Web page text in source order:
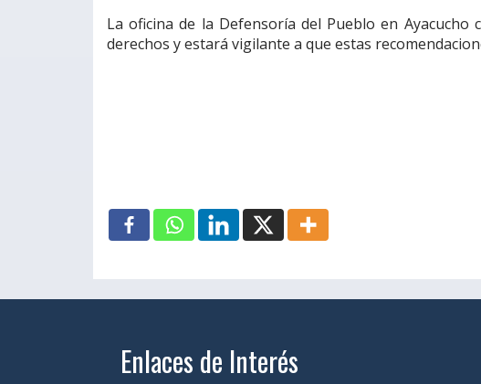
La oficina de la Defensoría del Pueblo en
derechos y estará vigilante a que estas
Enlaces de Interés